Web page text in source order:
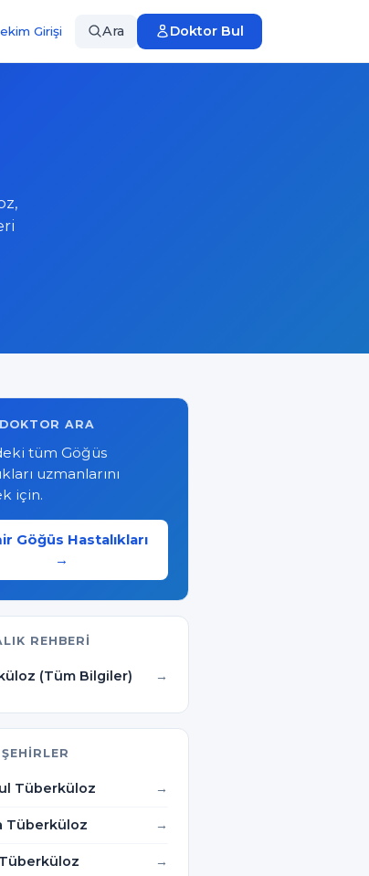
Girişi Ara Doktor Bul
ARA
tüm Göğüs
uzmanlarını
için.
Göğüs Hastalıkları
→
REHBERI
(Tüm Bilgiler)
Tüberküloz
Tüberküloz